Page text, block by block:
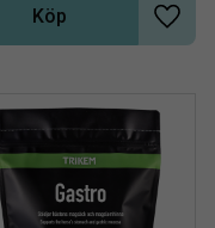
Lägg
Köp